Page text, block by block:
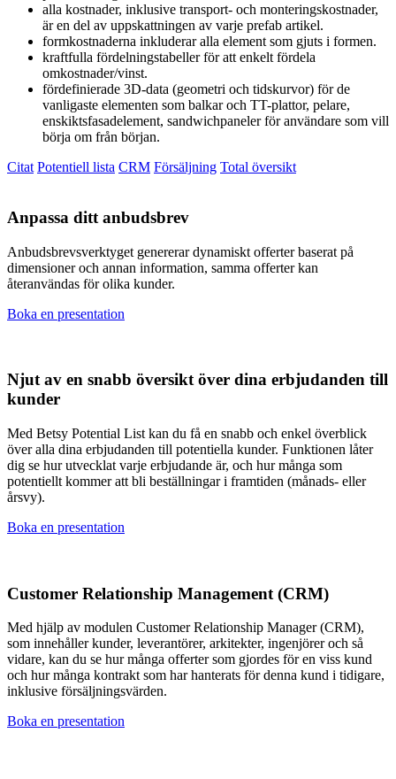
alla kostnader, inklusive transport- och monteringskostnader,
är en del av uppskattningen av varje prefab artikel.
formkostnaderna inkluderar alla element som gjuts i formen.
kraftfulla fördelningstabeller för att enkelt fördela
omkostnader/vinst.
fördefinierade 3D-data (geometri och tidskurvor) för de
vanligaste elementen som balkar och TT-plattor, pelare,
enskiktsfasadelement, sandwichpaneler för användare som vill
börja om från början.
Citat Potentiell lista CRM Försäljning Total översikt
Anpassa ditt anbudsbrev
Anbudsbrevsverktyget genererar dynamiskt offerter baserat på
dimensioner och annan information, samma offerter kan
återanvändas för olika kunder.
Boka en presentation
Njut av en snabb översikt över dina erbjudanden till
kunder
Med Betsy Potential List kan du få en snabb och enkel överblick
över alla dina erbjudanden till potentiella kunder. Funktionen låter
dig se hur utvecklat varje erbjudande är, och hur många som
potentiellt kommer att bli beställningar i framtiden (månads- eller
årsvy).
Boka en presentation
Customer Relationship Management (CRM)
Med hjälp av modulen Customer Relationship Manager (CRM),
som innehåller kunder, leverantörer, arkitekter, ingenjörer och så
vidare, kan du se hur många offerter som gjordes för en viss kund
och hur många kontrakt som har hanterats för denna kund i tidigare,
inklusive försäljningsvärden.
Boka en presentation